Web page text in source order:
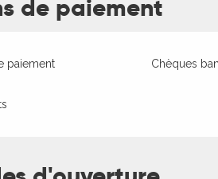
de paiement
paiement Chèques